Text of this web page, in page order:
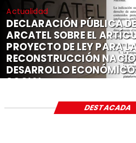
Actualidad
DECLARACIÓN PÚBLICA
ARCATEL SOBRE EL
PROYECTO DE LEY PARA
RECONSTRUCCIÓN
DESARROLLO
SOCIAL
DESTACADA